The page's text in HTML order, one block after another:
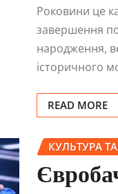
Роковини це
завершення
народження,
історичного
READ MORE
КУЛЬТУРА